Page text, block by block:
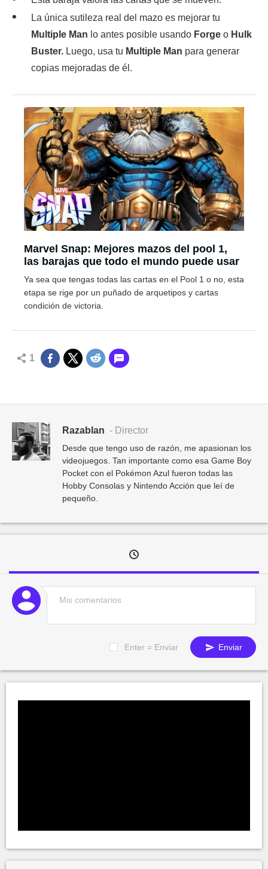
La única sutileza real del mazo es mejorar tu
Multiple Man lo antes posible usando Forge o Hulk
Buster. Luego, usa tu Multiple Man para generar
copias mejoradas de él.
Marvel Snap: Mejores mazos del pool 1,
las barajas que todo el mundo puede usar
Ya sea que tengas todas las cartas en el Pool 1 o no, esta
etapa se rige por un puñado de arquetipos y cartas
condición de victoria.
1
Razablan - Director
Desde que tengo uso de razón, me apasionan los
videojuegos. Tan importante como esa Game Boy
Pocket con el Pokémon Azul fueron todas las
Hobby Consolas y Nintendo Acción que leí de
pequeño.
Enter = Enviar Enviar